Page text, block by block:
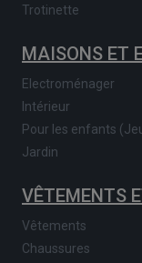
Trotinette
MAISONS ET
Electroménager
Intérieur
Pour les enfants
Jardin
VÊTEMENTS
Vêtements
Chaussures